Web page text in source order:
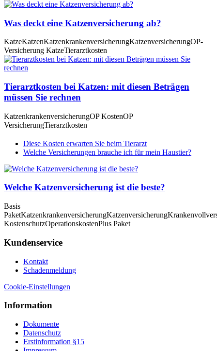
Was deckt eine Katzenversicherung ab?
KatzeKatzenKatzenkrankenversicherungKatzenversicherungOP-
Versicherung KatzeTierarztkosten
Tierarztkosten bei Katzen: mit diesen Beträgen
müssen Sie rechnen
KatzenkrankenversicherungOP KostenOP
VersicherungTierarztkosten
Diese Kosten erwarten Sie beim Tierarzt
Welche Versicherungen brauche ich für mein Haustier?
Welche Katzenversicherung ist die beste?
Basis
PaketKatzenkrankenversicherungKatzenversicherung
KostenschutzOperationskostenPlus Paket
Kundenservice
Kontakt
Schadenmeldung
Cookie-Einstellungen
Information
Dokumente
Datenschutz
Erstinformation §15